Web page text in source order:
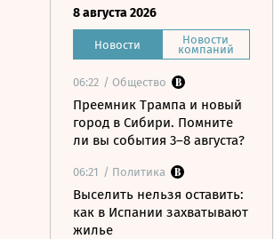
8 августа 2026
Новости Новости
компаний
06:22 / Общество
Преемник Трампа и новый
город в Сибири. Помните
ли вы события 3–8 августа?
06:21 / Политика
Выселить нельзя оставить:
как в Испании захватывают
жилье